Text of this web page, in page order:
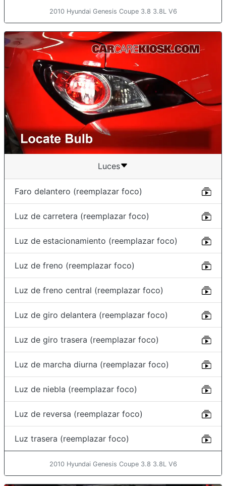
2010 Hyundai Genesis Coupe 3.8 3.8L V6
Luces
Faro delantero (reemplazar foco)
Luz de carretera (reemplazar foco)
Luz de estacionamiento (reemplazar foco)
Luz de freno (reemplazar foco)
Luz de freno central (reemplazar foco)
Luz de giro delantera (reemplazar foco)
Luz de giro trasera (reemplazar foco)
Luz de marcha diurna (reemplazar foco)
Luz de niebla (reemplazar foco)
Luz de reversa (reemplazar foco)
Luz trasera (reemplazar foco)
2010 Hyundai Genesis Coupe 3.8 3.8L V6